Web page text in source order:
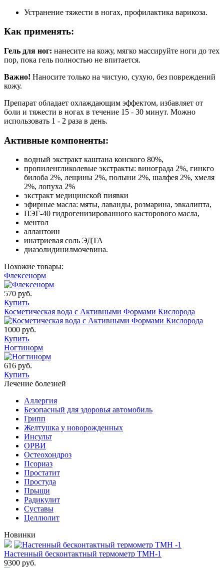
Устранение тяжести в ногах, профилактика варикоза.
Как применять:
Гель для ног: нанесите на кожу, мягко массируйте ноги до тех
пор, пока гель полностью не впитается.
Важно! Наносите только на чистую, сухую, без повреждений
кожу.
Препарат обладает охлаждающим эффектом, избавляет от
боли и тяжести в ногах в течение 15 - 30 минут. Можно
использовать 1 - 2 раза в день.
Активные компоненты:
водный экстракт каштана конского 80%,
пропиленгликолевые экстракты: винограда 2%, гинкго
билоба 2%, лещины 2%, полыни 2%, шалфея 2%, хмеля
2%, лопуха 2%
экстракт медицинской пиявки
эфирные масла: мяты, лаванды, розмарина, эвкалипта,
ПЭГ-40 гидрогенизированного касторового масла,
ментол
аллантоин
инатриевая соль ЭДТА
диазолидинилмочевина.
Похожие товары:
Флексенорм
570 руб.
Купить
Косметическая вода с Активными Формами Кислорода
1000 руб.
Купить
Ногтинорм
616 руб.
Купить
Лечение болезней
Аллергия
Безопасный для здоровья автомобиль
Грипп
Желтушка у новорожденных
Инсульт
ОРВИ
Остеохондроз
Пcориаз
Простатит
Простуда
Прыщи
Радикулит
Суставы
Целлюлит
Новинки
Настенный бесконтактный термометр ТМН-1
9300 руб.